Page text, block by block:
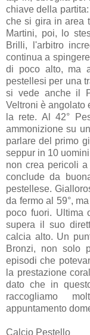
chiave della
che si gira in area
Martini, poi, lo
Brilli, l'arbitro
continua a
di poco alto, ma
pestellesi per una
si vede anche il
Veltroni è angolato
la rete. Al 42°
ammonizione su
parlare del primo
seppur in 10
non crea pericoli
conclude da
pestellese.
da fermo al 59°,
poco fuori. Ultima
supera il suo
calcia alto. Un
Bronzi, non solo
episodi che
la prestazione
dato che in
raccogliamo
appuntamento
Calcio Pestello